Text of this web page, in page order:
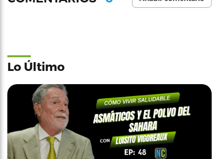
Lo Último